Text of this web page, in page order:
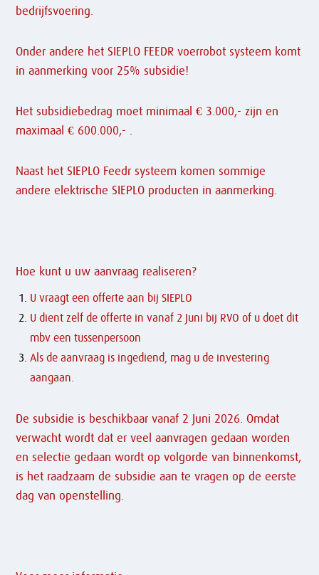
bedrijfsvoering.
Onder andere het SIEPLO FEEDR voerrobot systeem komt
in aanmerking voor 25% subsidie!
Het subsidiebedrag moet minimaal € 3.000,- zijn en
maximaal € 600.000,- .
Naast het SIEPLO Feedr systeem komen sommige
andere elektrische SIEPLO producten in aanmerking.
Hoe kunt u uw aanvraag realiseren?
U vraagt een offerte aan bij SIEPLO
U dient zelf de offerte in vanaf 2 Juni bij RVO of u doet dit
mbv een tussenpersoon
Als de aanvraag is ingediend, mag u de investering
aangaan.
De subsidie is beschikbaar vanaf 2 Juni 2026. Omdat
verwacht wordt dat er veel aanvragen gedaan worden
en selectie gedaan wordt op volgorde van binnenkomst,
is het raadzaam de subsidie aan te vragen op de eerste
dag van openstelling.